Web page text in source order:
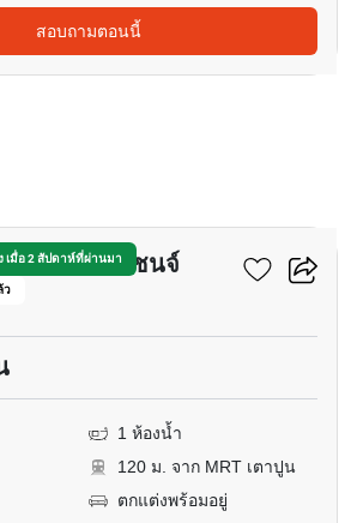
สอบถามตอนนี้
เมื่อ 2 สัปดาห์ที่ผ่านมา
ว
น-อินเตอร์เชนจ์
1 ห้องน้ำ
120 ม. จาก MRT เตาปูน
ตกแต่งพร้อมอยู่